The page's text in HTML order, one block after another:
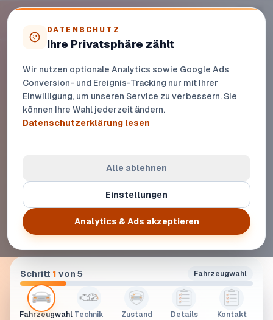
Zur Startseite
fair bewertet
Stadtverschleiss richtig einordnen und den besten
Verkaufszeitpunkt nicht verpassen
Schritt 1 von 5 Fahrzeugwahl
Fahrzeugwahl Technik Zustand Details Kontakt
DATENSCHUTZ
Ihre Privatsphäre zählt
Wir nutzen optionale Analytics sowie Google Ads
Conversion- und Ereignis-Tracking nur mit Ihrer
Einwilligung, um unseren Service zu verbessern. Sie
können Ihre Wahl jederzeit ändern.
Datenschutzerklärung lesen
Alle ablehnen
Einstellungen
Analytics & Ads akzeptieren